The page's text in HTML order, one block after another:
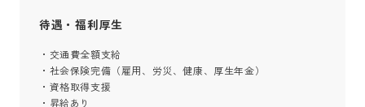
待遇・福利厚生
・交通費全額支給
・社会保険完備（雇用、労災、健康、厚生年金）
・資格取得支援
・昇給あり